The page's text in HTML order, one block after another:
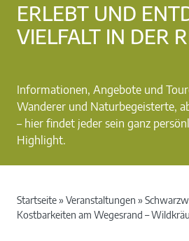
ERLEBT UND
VIELFALT IN DER
Informationen, Angebote und
Wanderer und Naturbegeisterte,
– hier findet jeder sein ganz
Highlight.
Startseite» Veranstaltungen »
Kostbarkeiten am Wegesrand –